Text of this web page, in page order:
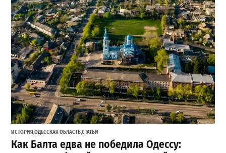
ИСТОРИЯ,ОДЕССКАЯ ОБЛАСТЬ,СТАТЬИ
Как Балта едва не победила Одессу: